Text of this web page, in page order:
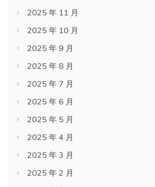
2025 年 11 月
2025 年 10 月
2025 年 9 月
2025 年 8 月
2025 年 7 月
2025 年 6 月
2025 年 5 月
2025 年 4 月
2025 年 3 月
2025 年 2 月